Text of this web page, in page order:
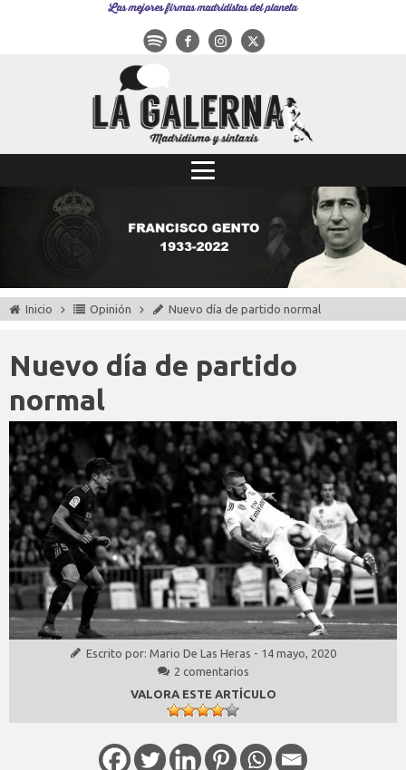
Las mejores firmas madridistas del planeta
Inicio Opinión Nuevo día de partido normal
Nuevo día de partido
normal
Escrito por: Mario De Las Heras - 14 mayo, 2020
2 comentarios
VALORA ESTE ARTÍCULO